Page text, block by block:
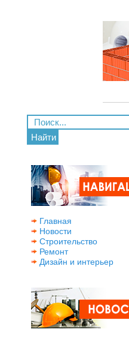
Найти
Главная
Новости
Строительство
Ремонт
Дизайн и интерьер